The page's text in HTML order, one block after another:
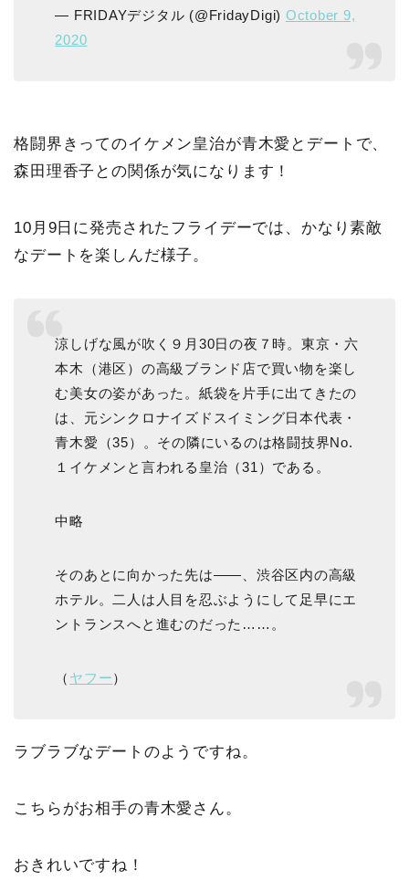
— FRIDAYデジタル (@FridayDigi) October 9,
2020
格闘界きってのイケメン皇治が青木愛とデートで、
森田理香子との関係が気になります！
10月9日に発売されたフライデーでは、かなり素敵
なデートを楽しんだ様子。
涼しげな風が吹く９月30日の夜７時。東京・六
本木（港区）の高級ブランド店で買い物を楽し
む美女の姿があった。紙袋を片手に出てきたの
は、元シンクロナイズドスイミング日本代表・
青木愛（35）。その隣にいるのは格闘技界No.
１イケメンと言われる皇治（31）である。
中略
そのあとに向かった先は――、渋谷区内の高級
ホテル。二人は人目を忍ぶようにして足早にエ
ントランスへと進むのだった……。
（ ヤフー）
ラブラブなデートのようですね。
こちらがお相手の青木愛さん。
おきれいですね！